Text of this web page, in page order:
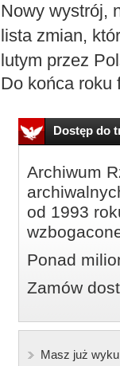
Nowy wystrój,
lista zmian,
lutym przez
Do końca roku
Dostęp do
Archiwum
od 1993
Ponad
Zamów
Masz już